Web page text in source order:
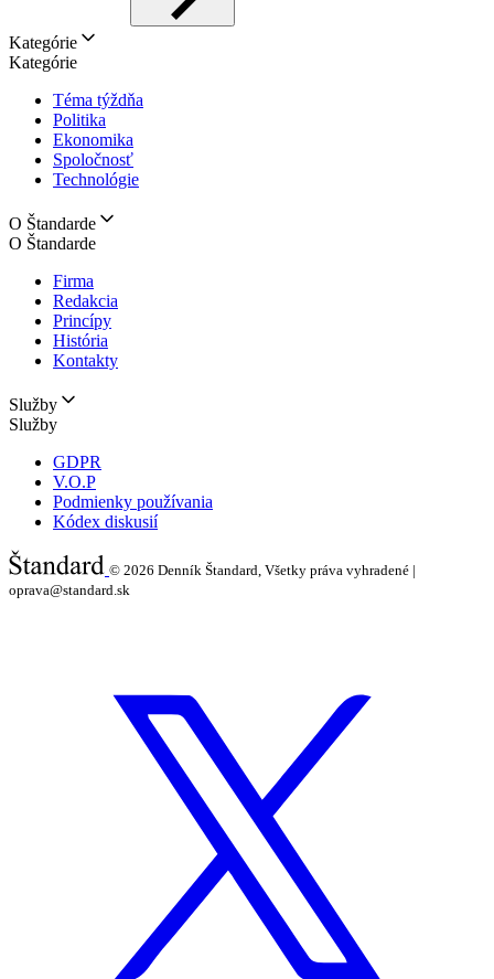
Kategórie
Kategórie
Téma týždňa
Politika
Ekonomika
Spoločnosť
Technológie
O Štandarde
O Štandarde
Firma
Redakcia
Princípy
História
Kontakty
Služby
Služby
GDPR
V.O.P
Podmienky používania
Kódex diskusií
© 2026 Denník Štandard, Všetky práva vyhradené |
oprava@standard.sk